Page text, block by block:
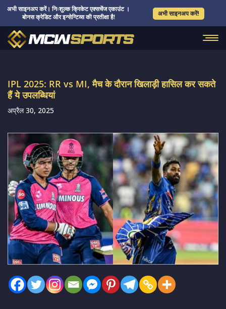
अभी साइनअप करें। निःशुल्क क्रिकेट एक्सचेंज एकाउंट ।
बोनस क्रेडिट और इन्सेन्टिव्स की प्रतीक्षा है!
अभी साइनअप करें!
IPL 2025: RR vs MI, मैच के दौरान खिलाड़ी हासिल कर सकते
हैं ये उपलब्धियां
अप्रैल 30, 2025